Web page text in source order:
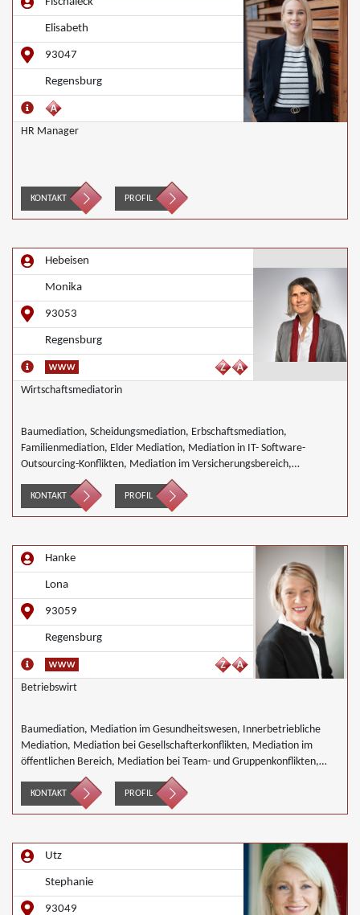
Elisabeth
93047
Regensburg
HR Manager
KONTAKT PROFIL
Hebeisen
Monika
93053
Regensburg
Wirtschaftsmediatorin
Baumediation, Scheidungsmediation, Erbschaftsmediation,
Familienmediation, Elder Mediation, Mediation in IT- Software-
Outsourcing-Konflikten, Mediation im Versicherungsbereich,
Mediation in der Kreditwirtschaft, Mediation von
Generationskonflikten, Mediation bei Gesellschafterkonflikten,
Mediation im öffentlichen Bereich, Mediation bei Team- und
Mediation in der Wohnungswirtschaft, Umweltmediation,
Landwirtschaft Forstwirtschaft Agrar, Wirtschaftsmediation
KONTAKT PROFIL
Hanke
Lona
93059
Regensburg
Betriebswirt
Baumediation, Mediation im Gesundheitswesen, Innerbetriebliche
Mediation, Mediation bei Gesellschafterkonflikten, Mediation im
öffentlichen Bereich, Mediation bei Team- und Gruppenkonflikten,
Mediation von Unternehmensnachfolgen, Schulmediation,
Wirtschaftsmediation
KONTAKT PROFIL
Utz
Stephanie
93049